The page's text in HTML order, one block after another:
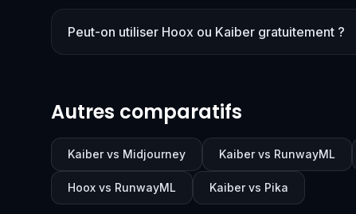
Peut-on utiliser Hoox ou Kaiber gratuitement ?
Autres comparatifs
Kaiber vs Midjourney Kaiber vs RunwayML
Hoox vs RunwayML Kaiber vs Pika